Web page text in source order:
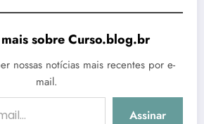
sobre Curso.blog.br
nossas notícias mais recentes por e-
mail.
Assinar